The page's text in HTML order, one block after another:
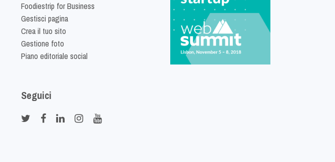
Foodiestrip for Business
Gestisci pagina
Crea il tuo sito
Gestione foto
Piano editoriale social
Seguici